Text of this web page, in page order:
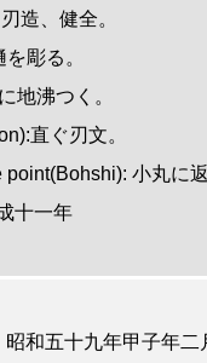
造、健全。
彫る。
地沸つく。
直ぐ刃文。
小丸に返
十一年
五十九年甲子年二